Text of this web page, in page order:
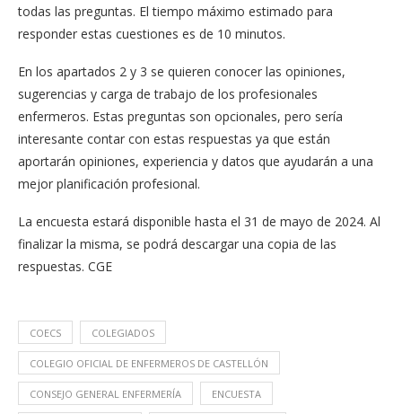
todas las preguntas. El tiempo máximo estimado para
responder estas cuestiones es de 10 minutos.
En los apartados 2 y 3 se quieren conocer las opiniones,
sugerencias y carga de trabajo de los profesionales
enfermeros. Estas preguntas son opcionales, pero sería
interesante contar con estas respuestas ya que están
aportarán opiniones, experiencia y datos que ayudarán a una
mejor planificación profesional.
La encuesta estará disponible hasta el 31 de mayo de 2024. Al
finalizar la misma, se podrá descargar una copia de las
respuestas. CGE
COECS COLEGIADOS
COLEGIO OFICIAL DE ENFERMEROS DE CASTELLÓN
CONSEJO GENERAL ENFERMERÍA ENCUESTA